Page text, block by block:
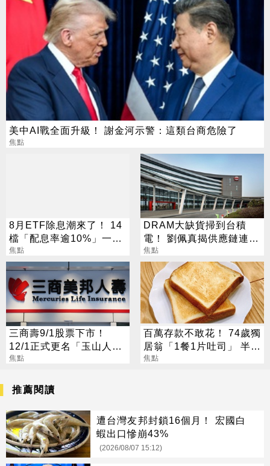
美中AI戰全面升級！ 謝金河示警：這類台商危險了
焦點
8月ETF除息潮來了！ 14
檔「配息率逾10%」一次
看
焦點
DRAM大缺貨掃到台積
電！ 劉佩真揭供應鏈連鎖
效應
焦點
三商壽9/1股票下市！
12/1正式更名「玉山人
壽」
焦點
百萬存款不敢花！ 74歲獨
居翁「1餐1片吐司」 半年
暴瘦嚇壞女兒
焦點
推薦閱讀
遭台灣友邦封鎖16個月！ 宏國白
蝦出口慘崩43%
(2026/08/07 15:12)